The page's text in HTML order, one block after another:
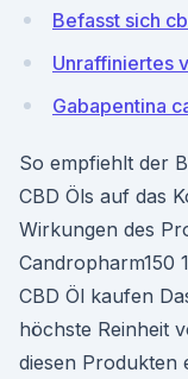
Befasst sich
Unraffiniertes
Gabapentina
So empfiehlt der
CBD Öls auf das
Wirkungen des
Candropharm150
CBD Öl kaufen
höchste Reinheit
diesen Produkten